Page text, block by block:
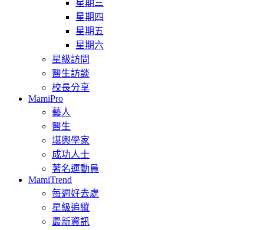
星期三
星期四
星期五
星期六
星級訪問
醫生訪談
校長分享
MamiPro
藝人
醫生
堪輿學家
成功人士
著名運動員
MamiTrend
每週好去處
星級追縱
最新資訊